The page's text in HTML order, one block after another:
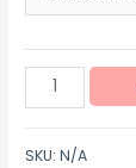
Pantaloncino
"Checked"
SKU:N/A